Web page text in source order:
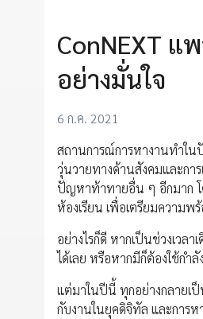
ConNEXT แ
อย่างมั่นใจ
6 ก.ค. 2021
สถานการณ์การหางานทำใน
วุ่นวายทางด้านสังคมและกา
ปัญหาท้าทายอื่น ๆ อีกมาก โ
ห้องเรียน เพื่อเตรียมความพ
อย่างไรก็ดี หากเป็นช่วงเว
ได้เลย หรือหากมีก็ต้องใช้กำ
แต่มาในปีนี้ ทุกอย่างกลายเป็
กับงานในยุคดิจิทัล และการ